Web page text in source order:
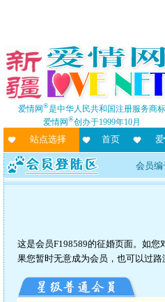
爱情网®是中华人民共和国注册服务商标
爱情网®创办于1999年10月
站点选择 首页
会员编
这是会员F198589的征婚页面。如
果您暂时无意成为会员，也可以过路